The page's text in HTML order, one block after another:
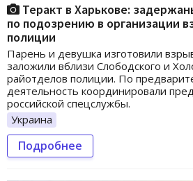
Теракт в Харькове:
по подозрению в организации
полиции
Парень и девушка изготовили
заложили вблизи Слободского и
райотделов полиции. По
деятельность координировали
российской спецслужбы.
Украина
Подробнее